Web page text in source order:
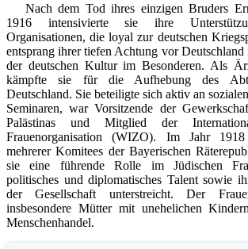
Nach dem Tod ihres einzigen Bruders
1916 intensivierte sie ihre
Organisationen, die loyal zur deutschen
entsprang ihrer tiefen Achtung vor
der deutschen Kultur im Besonderen. Als
kämpfte sie für die Aufhebung des
Deutschland. Sie beteiligte sich aktiv an
Seminaren, war Vorsitzende der
Palästinas und Mitglied der
Frauenorganisation (WIZO). Im Jahr
mehrerer Komitees der Bayerischen
sie eine führende Rolle im Jüdischen
politisches und diplomatisches Talent sowie
der Gesellschaft unterstreicht. Der
insbesondere Mütter mit unehelichen
Menschenhandel.